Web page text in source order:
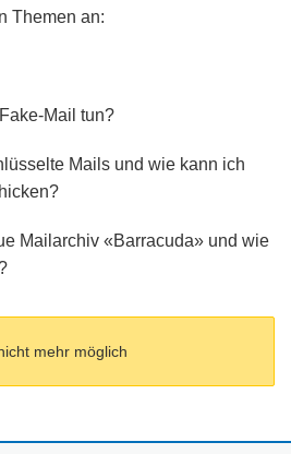
Themen an:
Mail tun?
Mails und wie kann ich
Mailarchiv «Barracuda» und wie
mehr möglich